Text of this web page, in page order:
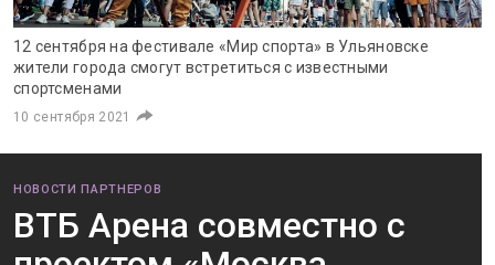
12 сентября на фестивале «Мир спорта» в Ульяновске
жители города смогут встретиться с известными
спортсменами
10 сентября 2021
НОВОСТИ ПАРТНЕРОВ
ВТБ Арена совместно с